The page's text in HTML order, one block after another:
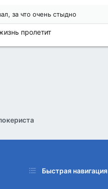
за что очень стыдно
пролетит
Быстрая навигация